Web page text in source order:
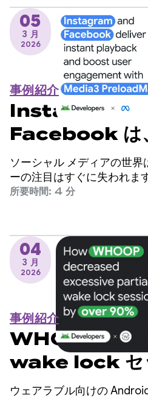
していました。
05
3 月
2026
事例紹介
Instagram と
Facebook
して即時再生を
ザー エンゲージ
ソーシャル メディアの世
ーの注目はすぐに失われま
（Facebook と Instagram）
所要時間: 4 分
04
3 月
2026
事例紹介
WHOOP が過
wake lock セ
90% 以上削減
ウェアラブル向けの